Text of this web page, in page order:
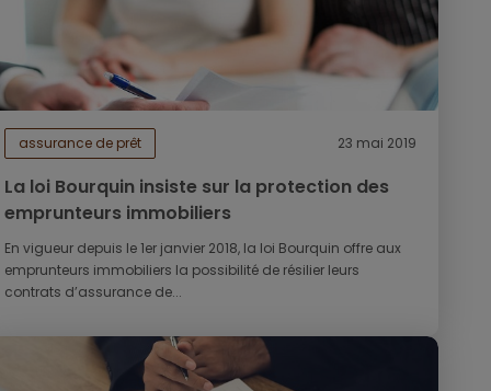
assurance de prêt 23 mai 2019
La loi Bourquin insiste sur la protection des
emprunteurs immobiliers
En vigueur depuis le 1er janvier 2018, la loi Bourquin offre aux
emprunteurs immobiliers la possibilité de résilier leurs
contrats d’assurance de...